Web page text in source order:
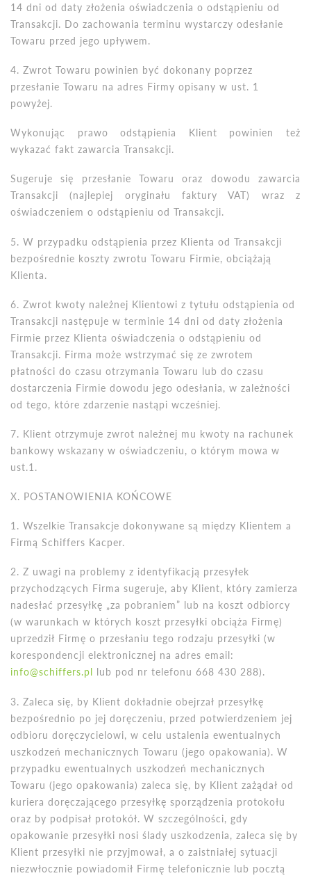
14 dni od daty złożenia oświadczenia o odstąpieniu od
Transakcji. Do zachowania terminu wystarczy odesłanie
Towaru przed jego upływem.
4. Zwrot Towaru powinien być dokonany poprzez
przesłanie Towaru na adres Firmy opisany w ust. 1
powyżej.
Wykonując prawo odstąpienia Klient powinien też
wykazać fakt zawarcia Transakcji.
Sugeruje się przesłanie Towaru oraz dowodu zawarcia
Transakcji (najlepiej oryginału faktury VAT) wraz z
oświadczeniem o odstąpieniu od Transakcji.
5. W przypadku odstąpienia przez Klienta od Transakcji
bezpośrednie koszty zwrotu Towaru Firmie, obciążają
Klienta.
6. Zwrot kwoty należnej Klientowi z tytułu odstąpienia od
Transakcji następuje w terminie 14 dni od daty złożenia
Firmie przez Klienta oświadczenia o odstąpieniu od
Transakcji. Firma może wstrzymać się ze zwrotem
płatności do czasu otrzymania Towaru lub do czasu
dostarczenia Firmie dowodu jego odesłania, w zależności
od tego, które zdarzenie nastąpi wcześniej.
7. Klient otrzymuje zwrot należnej mu kwoty na rachunek
bankowy wskazany w oświadczeniu, o którym mowa w
ust.1.
X. POSTANOWIENIA KOŃCOWE
1. Wszelkie Transakcje dokonywane są między Klientem a
Firmą Schiffers Kacper.
2. Z uwagi na problemy z identyfikacją przesyłek
przychodzących Firma sugeruje, aby Klient, który zamierza
nadesłać przesyłkę „za pobraniem” lub na koszt odbiorcy
(w warunkach w których koszt przesyłki obciąża Firmę)
uprzedził Firmę o przesłaniu tego rodzaju przesyłki (w
korespondencji elektronicznej na adres email:
info@schiffers.pl lub pod nr telefonu 668 430 288).
3. Zaleca się, by Klient dokładnie obejrzał przesyłkę
bezpośrednio po jej doręczeniu, przed potwierdzeniem jej
odbioru doręczycielowi, w celu ustalenia ewentualnych
uszkodzeń mechanicznych Towaru (jego opakowania). W
przypadku ewentualnych uszkodzeń mechanicznych
Towaru (jego opakowania) zaleca się, by Klient zażądał od
kuriera doręczającego przesyłkę sporządzenia protokołu
oraz by podpisał protokół. W szczególności, gdy
opakowanie przesyłki nosi ślady uszkodzenia, zaleca się by
Klient przesyłki nie przyjmował, a o zaistniałej sytuacji
niezwłocznie powiadomił Firmę telefonicznie lub pocztą